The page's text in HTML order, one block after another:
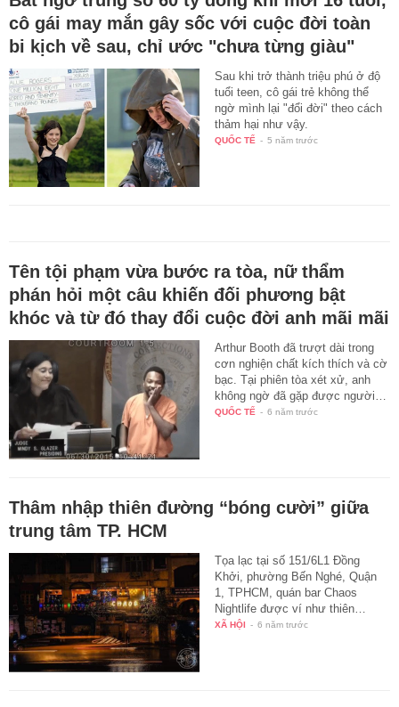
cô gái may mắn gây sốc với cuộc đời toàn
bi kịch về sau, chỉ ước "chưa từng giàu"
Sau khi trở thành triệu phú ở độ
tuổi teen, cô gái trẻ không thể
ngờ mình lại "đổi đời" theo cách
thảm hại như vậy.
QUỐC TẾ - 5 năm trước
Tên tội phạm vừa bước ra tòa, nữ thẩm
phán hỏi một câu khiến đối phương bật
khóc và từ đó thay đổi cuộc đời anh mãi mãi
Arthur Booth đã trượt dài trong
cơn nghiện chất kích thích và cờ
bạc. Tại phiên tòa xét xử, anh
không ngờ đã gặp được người…
QUỐC TẾ - 6 năm trước
Thâm nhập thiên đường “bóng cười” giữa
trung tâm TP. HCM
Tọa lạc tại số 151/6L1 Đồng
Khởi, phường Bến Nghé, Quận
1, TPHCM, quán bar Chaos
Nightlife được ví như thiên…
XÃ HỘI - 6 năm trước